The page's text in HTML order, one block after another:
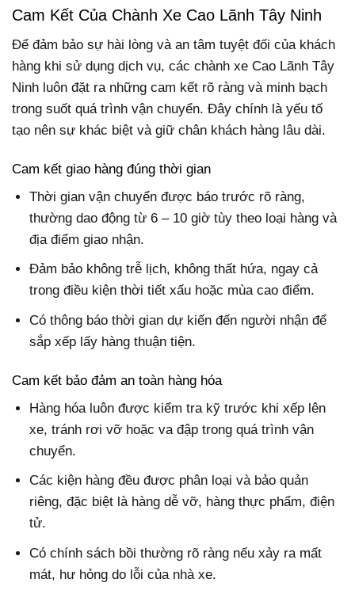
Cam Kết Của Chành Xe Cao Lãnh Tây Ninh
Để đảm bảo sự hài lòng và an tâm tuyệt đối của khách
hàng khi sử dụng dịch vụ, các chành xe Cao Lãnh Tây
Ninh luôn đặt ra những cam kết rõ ràng và minh bạch
trong suốt quá trình vận chuyển. Đây chính là yếu tố
tạo nên sự khác biệt và giữ chân khách hàng lâu dài.
Cam kết giao hàng đúng thời gian
Thời gian vận chuyển được báo trước rõ ràng,
thường dao động từ 6 – 10 giờ tùy theo loại hàng và
địa điểm giao nhận.
Đảm bảo không trễ lịch, không thất hứa, ngay cả
trong điều kiện thời tiết xấu hoặc mùa cao điểm.
Có thông báo thời gian dự kiến đến người nhận để
sắp xếp lấy hàng thuận tiện.
Cam kết bảo đảm an toàn hàng hóa
Hàng hóa luôn được kiểm tra kỹ trước khi xếp lên
xe, tránh rơi vỡ hoặc va đập trong quá trình vận
chuyển.
Các kiện hàng đều được phân loại và bảo quản
riêng, đặc biệt là hàng dễ vỡ, hàng thực phẩm, điện
tử.
Có chính sách bồi thường rõ ràng nếu xảy ra mất
mát, hư hỏng do lỗi của nhà xe.